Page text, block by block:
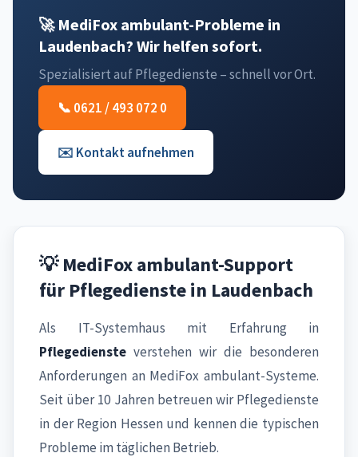
🚀 MediFox ambulant-Probleme in
Laudenbach? Wir helfen sofort.
Spezialisiert auf Pflegedienste – schnell vor Ort.
📞 0621 / 493 072 0
✉️ Kontakt aufnehmen
💡 MediFox ambulant-Support
für Pflegedienste in Laudenbach
Als IT-Systemhaus mit Erfahrung in
Pflegedienste verstehen wir die besonderen
Anforderungen an MediFox ambulant-Systeme.
Seit über 10 Jahren betreuen wir Pflegedienste
in der Region Hessen und kennen die typischen
Probleme im täglichen Betrieb.